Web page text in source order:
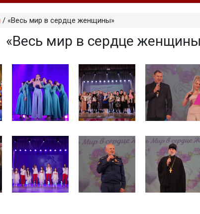
/ «Весь мир в сердце женщины»
«Весь мир в сердце